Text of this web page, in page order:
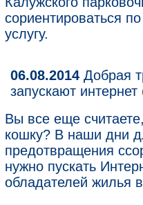
сориентироваться
услугу.
06.08.2014 Добрая
запускают интернет
Вы все еще
кошку? В наши дни
предотвращения
нужно пускать
обладателей жилья